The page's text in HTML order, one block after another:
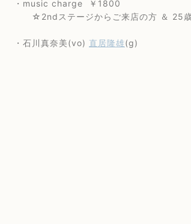
・music charge ￥1800
☆2ndステージからご来店の方 ＆ 25歳
・石川真奈美(vo) 直居隆雄(g)